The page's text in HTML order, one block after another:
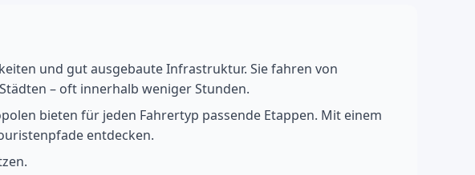
und gut ausgebaute Infrastruktur. Sie fahren von
– oft innerhalb weniger Stunden.
bieten für jeden Fahrertyp passende Etappen. Mit einem
entdecken.